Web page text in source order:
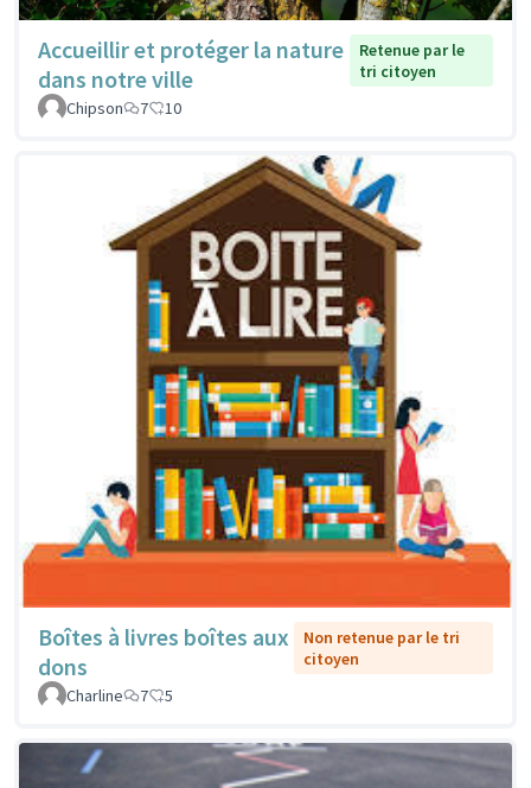
Accueillir et protéger la nature
dans notre ville
Retenue par le
tri citoyen
Chipson
7 10
Boîtes à livres boîtes aux
dons
Non retenue par le tri
citoyen
Charline
7 5